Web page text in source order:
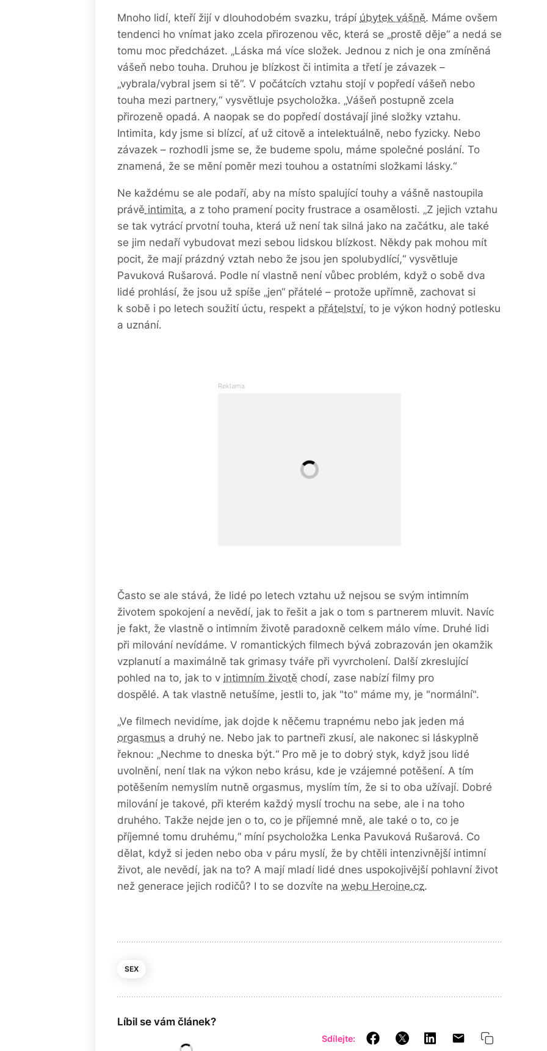
Mnoho lidí, kteří žijí v dlouhodobém svazku, trápí úbytek vášně. Máme ovšem
tendenci ho vnímat jako zcela přirozenou věc, která se „prostě děje“ a nedá se
tomu moc předcházet. „Láska má více složek. Jednou z nich je ona zmíněná
vášeň nebo touha. Druhou je blízkost či intimita a třetí je závazek –
„vybrala/vybral jsem si tě“. V počátcích vztahu stojí v popředí vášeň nebo
touha mezi partnery,“ vysvětluje psycholožka. „Vášeň postupně zcela
přirozeně opadá. A naopak se do popředí dostávají jiné složky vztahu.
Intimita, kdy jsme si blízcí, ať už citově a intelektuálně, nebo fyzicky. Nebo
závazek – rozhodli jsme se, že budeme spolu, máme společné poslání. To
znamená, že se mění poměr mezi touhou a ostatními složkami lásky.“
Ne každému se ale podaří, aby na místo spalující touhy a vášně nastoupila
právě intimita, a z toho pramení pocity frustrace a osamělosti. „Z jejich vztahu
se tak vytrácí prvotní touha, která už není tak silná jako na začátku, ale také
se jim nedaří vybudovat mezi sebou lidskou blízkost. Někdy pak mohou mít
pocit, že mají prázdný vztah nebo že jsou jen spolubydlící,“ vysvětluje
Pavuková Rušarová. Podle ní vlastně není vůbec problém, když o sobě dva
lidé prohlásí, že jsou už spíše „jen“ přátelé – protože upřímně, zachovat si
k sobě i po letech soužití úctu, respekt a přátelství, to je výkon hodný potlesku
a uznání.
Často se ale stává, že lidé po letech vztahu už nejsou se svým intimním
životem spokojení a nevědí, jak to řešit a jak o tom s partnerem mluvit. Navíc
je fakt, že vlastně o intimním životě paradoxně celkem málo víme. Druhé lidi
při milování nevídáme. V romantických filmech bývá zobrazován jen okamžik
vzplanutí a maximálně tak grimasy tváře při vyvrcholení. Další zkreslující
pohled na to, jak to v intimním životě chodí, zase nabízí filmy pro
dospělé. A tak vlastně netušíme, jestli to, jak "to" máme my, je "normální".
„Ve filmech nevidíme, jak dojde k něčemu trapnému nebo jak jeden má
orgasmus a druhý ne. Nebo jak to partneři zkusí, ale nakonec si láskyplně
řeknou: „Nechme to dneska být.“ Pro mě je to dobrý styk, když jsou lidé
uvolnění, není tlak na výkon nebo krásu, kde je vzájemné potěšení. A tím
potěšením nemyslím nutně orgasmus, myslím tím, že si to oba užívají. Dobré
milování je takové, při kterém každý myslí trochu na sebe, ale i na toho
druhého. Takže nejde jen o to, co je příjemné mně, ale také o to, co je
příjemné tomu druhému,“ míní psycholožka Lenka Pavuková Rušarová. Co
dělat, když si jeden nebo oba v páru myslí, že by chtěli intenzivnější intimní
život, ale nevědí, jak na to? A mají mladí lidé dnes uspokojivější pohlavní život
než generace jejich rodičů? I to se dozvíte na webu Heroine.cz.
SEX
Líbil se vám článek?
Sdílejte: